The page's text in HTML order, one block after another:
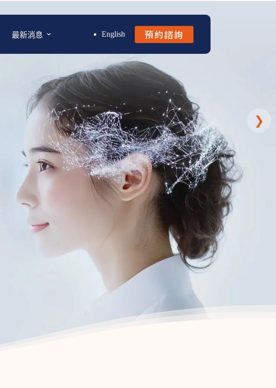
最新消息 English 預約諮詢